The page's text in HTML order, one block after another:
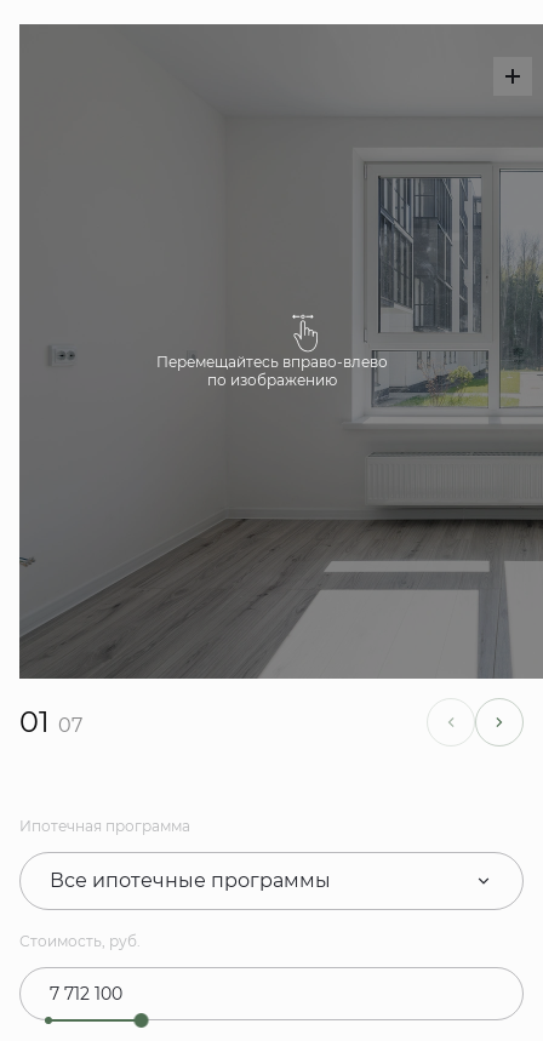
Перемещайтесь вправо-влево
по изображению
01 07
Ипотечная программа
Все ипотечные программы
Стоимость, руб.